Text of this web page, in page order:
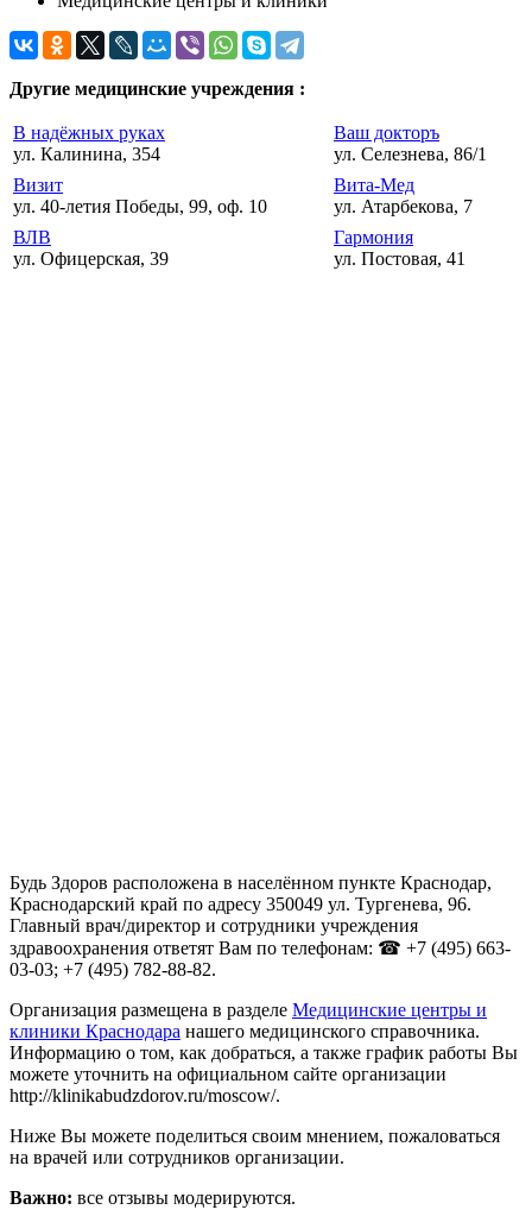
Другие медицинские учреждения :
В надёжных руках
ул. Калинина, 354
Ваш докторъ
ул. Селезнева, 86/1
Визит
ул. 40-летия Победы, 99, оф. 10
Вита-Мед
ул. Атарбекова, 7
ВЛВ
ул. Офицерская, 39
Гармония
ул. Постовая, 41
Будь Здоров расположена в населённом пункте Краснодар,
Краснодарский край по адресу 350049 ул. Тургенева, 96.
Главный врач/директор и сотрудники учреждения
здравоохранения ответят Вам по телефонам: ☎ +7 (495) 663-
03-03; +7 (495) 782-88-82.
Организация размещена в разделе Медицинские центры и
клиники Краснодара нашего медицинского справочника.
Информацию о том, как добраться, а также график работы Вы
можете уточнить на официальном сайте организации
http://klinikabudzdorov.ru/moscow/.
Ниже Вы можете поделиться своим мнением, пожаловаться
на врачей или сотрудников организации.
Важно: все отзывы модерируются.